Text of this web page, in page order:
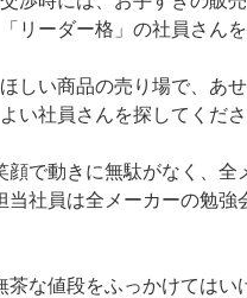
「リーダー格」の社員さん
ほしい商品の売り場で、あ
よい社員さんを探してくださ
で動きに無駄がなく、
社員は全メーカーの勉強
な値段をふっかけてはい